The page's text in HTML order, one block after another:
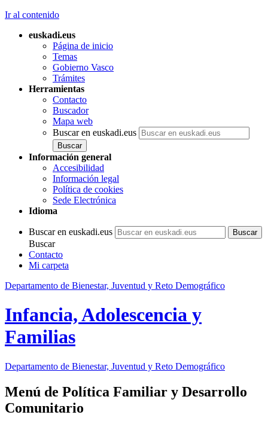
Ir al contenido
euskadi.eus
Página de inicio
Temas
Gobierno Vasco
Trámites
Herramientas
Contacto
Buscador
Mapa web
Buscar en euskadi.eus
Información general
Accesibilidad
Información legal
Política de cookies
Sede Electrónica
Idioma
Buscar en euskadi.eus
Buscar
Contacto
Mi carpeta
Departamento de Bienestar, Juventud y Reto Demográfico
Infancia, Adolescencia y
Familias
Departamento de Bienestar, Juventud y Reto Demográfico
Menú de Política Familiar y Desarrollo
Comunitario